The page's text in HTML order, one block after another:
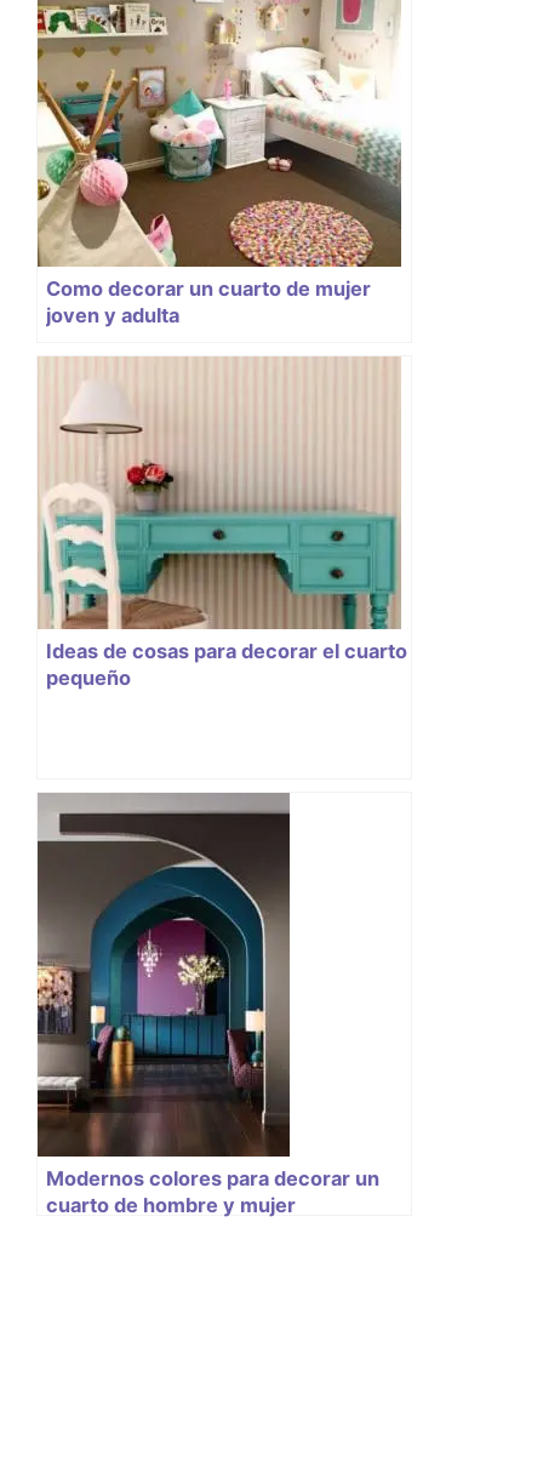
Como decorar un cuarto de mujer
joven y adulta
Ideas de cosas para decorar el cuarto
pequeño
Modernos colores para decorar un
cuarto de hombre y mujer